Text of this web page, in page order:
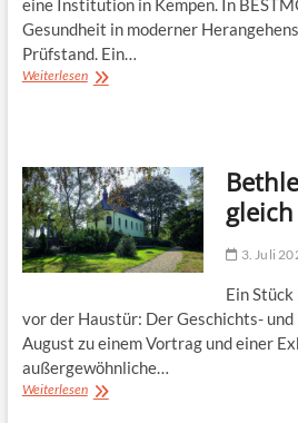
eine Institution in Kempen. In
Gesundheit in moderner
Prüfstand. Ein…
WeiterlesenBESTMOTION
3. Juli
Ein
vor der Haustür: Der Geschichts-
August zu einem Vortrag und einer
außergewöhnliche…
WeiterlesenBethlehem